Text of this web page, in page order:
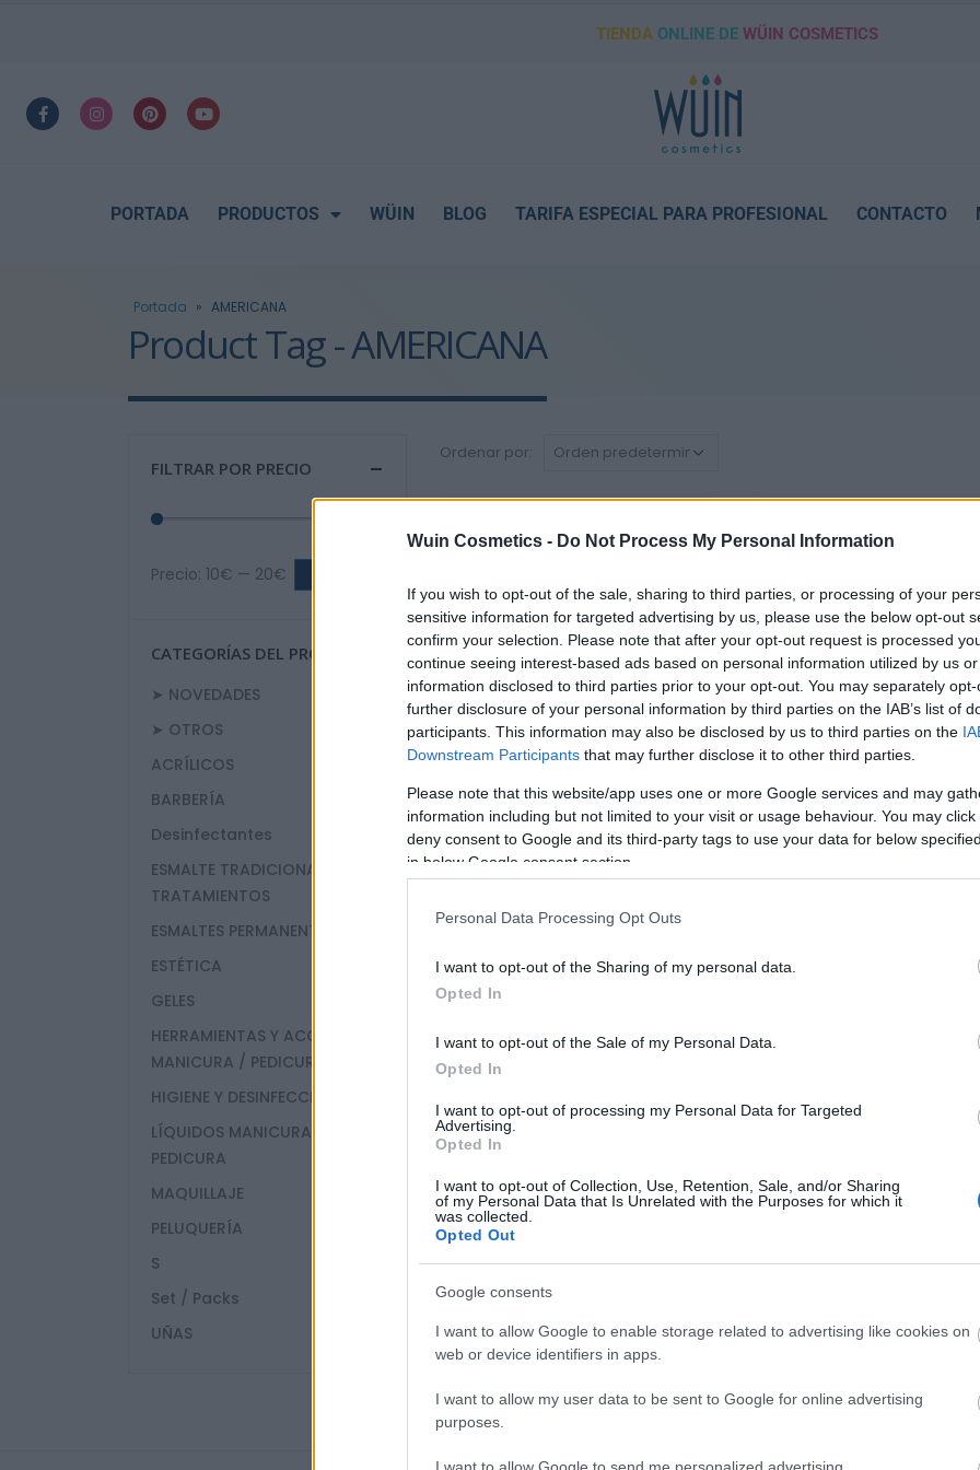
Wuin Cosmetics - Do Not Process My Personal Information
If you wish to opt-out of the sale, sharing to third parties, or processing of your
sensitive information for targeted advertising by us, please use the below opt-out
confirm your selection. Please note that after your opt-out request is processed
continue seeing interest-based ads based on personal information utilized by us
information disclosed to third parties prior to your opt-out. You may separately
further disclosure of your personal information by third parties on the IAB’s list of
participants. This information may also be disclosed by us to third parties on the
Downstream Participants that may further disclose it to other third parties.
Please note that this website/app uses one or more Google services and may
information including but not limited to your visit or usage behaviour. You may
deny consent to Google and its third-party tags to use your data for below
in below Google consent section.
Personal Data Processing Opt Outs
I want to opt-out of the Sharing of my personal data.
Opted In
I want to opt-out of the Sale of my Personal Data.
Opted In
I want to opt-out of processing my Personal Data for Targeted
Advertising.
Opted In
I want to opt-out of Collection, Use, Retention, Sale, and/or Sharing
of my Personal Data that Is Unrelated with the Purposes for which it
was collected.
Opted Out
Google consents
I want to allow Google to enable storage related to advertising like cookies on
web or device identifiers in apps.
I want to allow my user data to be sent to Google for online advertising
purposes.
I want to allow Google to send me personalized advertising.
TIENDA ONLINE DE WÜIN COSMETICS
PORTADA PRODUCTOS WÜIN BLOG TARIFA ESPECIAL PARA PROFESIONAL CONTACTO
Portada » AMERICANA
Product Tag - AMERICANA
Ordenar por:
CUIDADO DE MANOS,CUIDADO DE PIES,HERRAMIENTAS Y ACCESORIOS MANICURA / PEDICURA ,LIMAS
PACK 50 LIMAS AMERICANAS
NEGRAS 178mm POLLIE
AÑADIR AL CARRITO
Añadir a la lista de deseos
CUIDADO DE MANOS,CUIDADO DE PIES,
BLANCAS 178mm
Añadir a la lista de
FILTRAR POR PRECIO
Precio: 10€ — 20€
CATEGORÍAS DEL PRODUCTO
➤ NOVEDADES
➤ OTROS
ACRÍLICOS
BARBERÍA
Desinfectantes
ESMALTE TRADICIONAL Y
TRATAMIENTOS
ESMALTES PERMANENTES
ESTÉTICA
GELES
HERRAMIENTAS Y ACCESORIOS
MANICURA / PEDICURA
HIGIENE Y DESINFECCIÓN
LÍQUIDOS MANICURA /
PEDICURA
MAQUILLAJE
PELUQUERÍA
S
Set / Packs
UÑAS